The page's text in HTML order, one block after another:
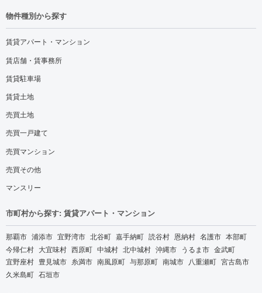
物件種別から探す
賃貸アパート・マンション
賃店舗・賃事務所
賃貸駐車場
賃貸土地
売買土地
売買一戸建て
売買マンション
売買その他
マンスリー
市町村から探す: 賃貸アパート・マンション
那覇市 浦添市 宜野湾市 北谷町 嘉手納町 読谷村 恩納村 名護市 本部町
今帰仁村 大宜味村 西原町 中城村 北中城村 沖縄市 うるま市 金武町
宜野座村 豊見城市 糸満市 南風原町 与那原町 南城市 八重瀬町 宮古島市
久米島町 石垣市